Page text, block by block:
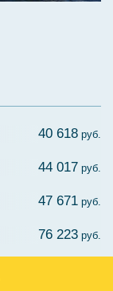
40 618 руб.
44 017 руб.
47 671 руб.
76 223 руб.